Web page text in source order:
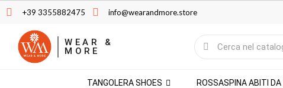
+39 3355882475 info@wearandmore.store
WEAR &
MORE
TANGOLERA SHOES ROSSASPINA ABITI DA